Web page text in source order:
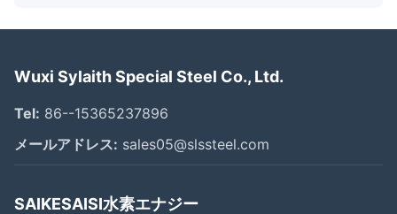
Wuxi Sylaith Special Steel Co., Ltd.
Tel: 86--15365237896
メールアドレス: sales05@slssteel.com
SAIKESAISI水素エナジー